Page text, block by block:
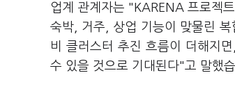
업계 관계자는 "KARENA 프로젝
숙박, 거주, 상업 기능이 맞물린
비 클러스터 추진 흐름이 더해지
수 있을 것으로 기대된다"고 말했